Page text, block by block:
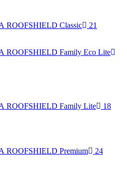
Classic
21
Family Eco Lite
Family Lite
18
Premium
24